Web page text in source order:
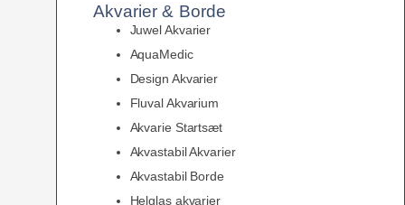
Akvarier & Borde
Juwel Akvarier
AquaMedic
Design Akvarier
Fluval Akvarium
Akvarie Startsæt
Akvastabil Akvarier
Akvastabil Borde
Helglas akvarier